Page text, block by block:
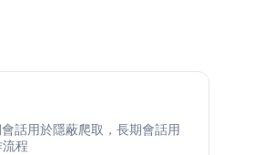
話用於隱蔽爬取，長期會話用
程